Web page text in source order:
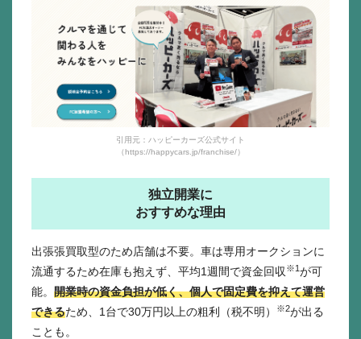
引用元：ハッピーカーズ公式サイト
（https://happycars.jp/franchise/）
独立開業に
おすすめな理由
出張張買取型のため店舗は不要。車は専用オークションに
流通するため在庫も抱えず、平均1週間で資金回収 ※1が可
能。 開業時の資金負担が低く、個人で固定費を抑えて運営
できるため、1台で30万円以上の粗利（税不明） ※2が出る
ことも。